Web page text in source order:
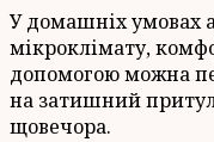
У домашніх умовах
мікроклімату,
допомогою можна
на затишний
щовечора.